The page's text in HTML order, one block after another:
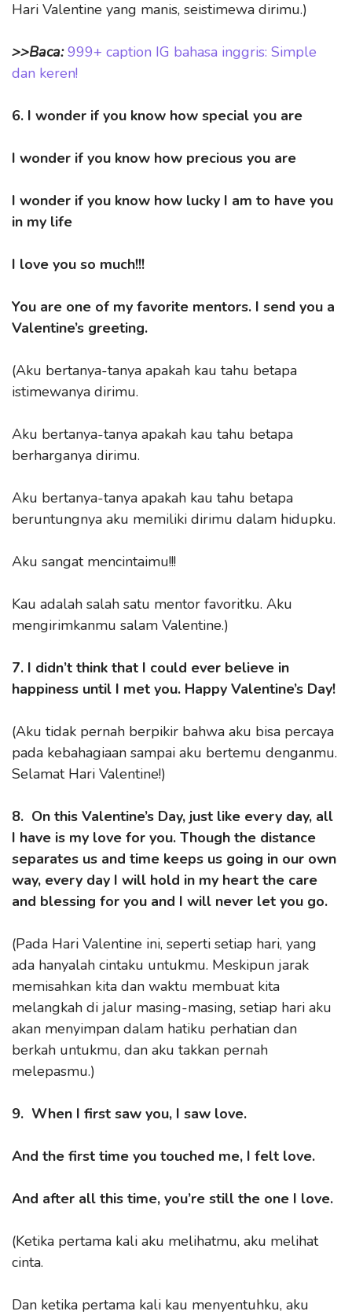
Hari Valentine yang manis, seistimewa dirimu.)
>>Baca: 999+ caption IG bahasa inggris: Simple
dan keren!
6. I wonder if you know how special you are
I wonder if you know how precious you are
I wonder if you know how lucky I am to have you
in my life
I love you so much!!!
You are one of my favorite mentors. I send you a
Valentine’s greeting.
(Aku bertanya-tanya apakah kau tahu betapa
istimewanya dirimu.
Aku bertanya-tanya apakah kau tahu betapa
berharganya dirimu.
Aku bertanya-tanya apakah kau tahu betapa
beruntungnya aku memiliki dirimu dalam hidupku.
Aku sangat mencintaimu!!!
Kau adalah salah satu mentor favoritku. Aku
mengirimkanmu salam Valentine.)
7. I didn’t think that I could ever believe in
happiness until I met you. Happy Valentine’s Day!
(Aku tidak pernah berpikir bahwa aku bisa percaya
pada kebahagiaan sampai aku bertemu denganmu.
Selamat Hari Valentine!)
8. On this Valentine’s Day, just like every day, all
I have is my love for you. Though the distance
separates us and time keeps us going in our own
way, every day I will hold in my heart the care
and blessing for you and I will never let you go.
(Pada Hari Valentine ini, seperti setiap hari, yang
ada hanyalah cintaku untukmu. Meskipun jarak
memisahkan kita dan waktu membuat kita
melangkah di jalur masing-masing, setiap hari aku
akan menyimpan dalam hatiku perhatian dan
berkah untukmu, dan aku takkan pernah
melepasmu.)
9. When I first saw you, I saw love.
And the first time you touched me, I felt love.
And after all this time, you’re still the one I love.
(Ketika pertama kali aku melihatmu, aku melihat
cinta.
Dan ketika pertama kali kau menyentuhku, aku